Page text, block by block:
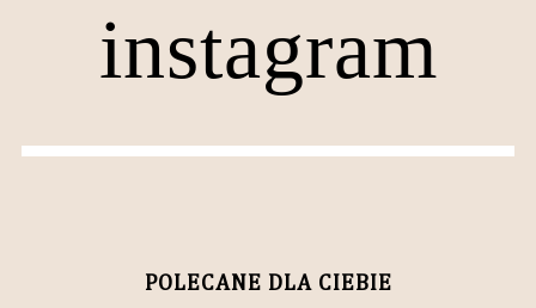
instagram
POLECANE DLA CIEBIE